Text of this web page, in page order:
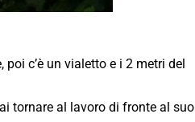
c’è un vialetto e i 2 metri del
tornare al lavoro di fronte al suo